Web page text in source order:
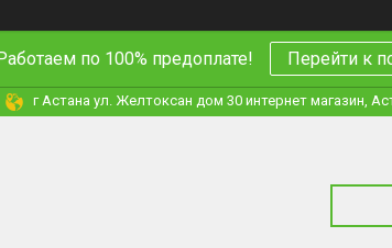
по 100% предоплате! Перейти к
г Астана ул. Желтоксан дом 30 интернет магазин,